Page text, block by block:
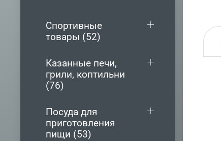
Спортивные
товары (52)
Казанные печи,
грили, коптильни
(76)
Посуда для
приготовления
пищи (53)